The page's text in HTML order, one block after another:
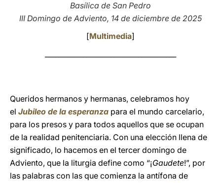
Basílica de San Pedro
III Domingo de Adviento, 14 de diciembre de 2025
[Multimedia]
Queridos hermanos y hermanas, celebramos hoy
el Jubileo de la esperanza para el mundo carcelario,
para los presos y para todos aquellos que se ocupan
de la realidad penitenciaria. Con una elección llena de
significado, lo hacemos en el tercer domingo de
Adviento, que la liturgia define como “¡Gaudete!”, por
las palabras con las que comienza la antífona de